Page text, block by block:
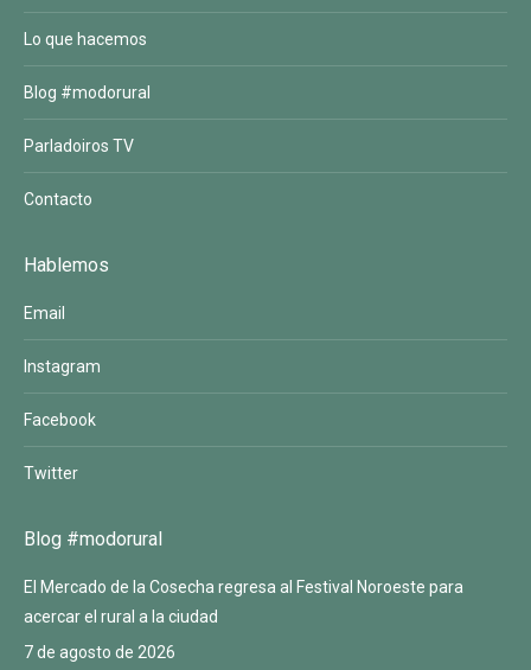
Lo que hacemos
Blog #modorural
Parladoiros TV
Contacto
Hablemos
Email
Instagram
Facebook
Twitter
Blog #modorural
El Mercado de la Cosecha regresa al Festival Noroeste para
acercar el rural a la ciudad
7 de agosto de 2026